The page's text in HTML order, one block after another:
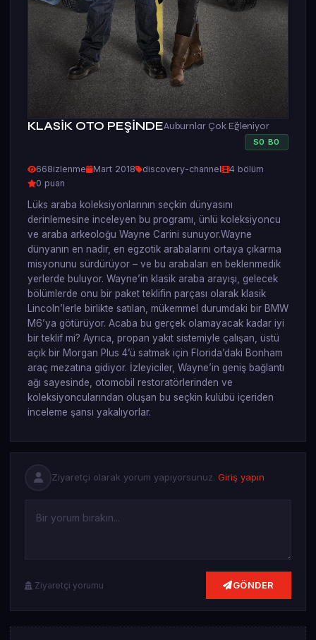
KLASİK OTO PEŞİNDEAuburnlar Çok Eğleniyor
S0 B0
668izlenme Mart 2018 discovery-channel
4 bölüm
0 puan
Lüks araba koleksiyonlarının seçkin dünyasını
derinlemesine inceleyen bu programı, ünlü koleksiyoncu
ve araba arkeoloğu Wayne Carini sunuyor.Wayne
dünyanın en nadir, en egzotik arabalarını ortaya çıkarma
misyonunu sürdürüyor – ve bu arabaları en beklenmedik
yerlerde buluyor. Wayne’in klasik araba arayışı, gelecek
bölümlerde onu bir paket teklifin parçası olarak klasik
Lincoln’lerle birlikte satılan, mükemmel durumdaki bir BMW
M6’ya götürüyor. Acaba bu gerçek olamayacak kadar iyi
bir teklif mi? Ayrıca, propan yakıt sistemiyle çalışan, üstü
açık bir Morgan Plus 4’ü satmak için Florida’daki Bonham
araç mezatına gidiyor. İzleyiciler, Wayne’in geniş bağlantı
ağı sayesinde, otomobil restoratörlerinden ve
koleksiyoncularından oluşan bu seçkin kulübü içeriden
inceleme şansı yakalıyorlar.
Ziyaretçi olarak yorum yapıyorsunuz. Giriş yapın
Ziyaretçi yorumu GÖNDER